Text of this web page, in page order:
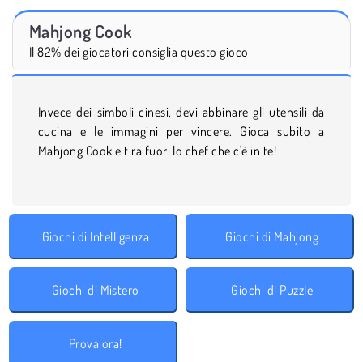
Mahjong Cook
Il 82% dei giocatori consiglia questo gioco
Invece dei simboli cinesi, devi abbinare gli utensili da
cucina e le immagini per vincere. Gioca subito a
Mahjong Cook e tira fuori lo chef che c'è in te!
Giochi di Intelligenza Giochi di Mahjong
Giochi di Mistero Giochi di Puzzle
Prova ora!